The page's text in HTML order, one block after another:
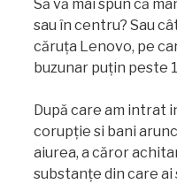
Să vă mai spun că
sau în centru? Sau
căruța Lenovo, pe
buzunar puțin peste
După care am intrat
corupție si bani
aiurea, a căror
substanțe din care